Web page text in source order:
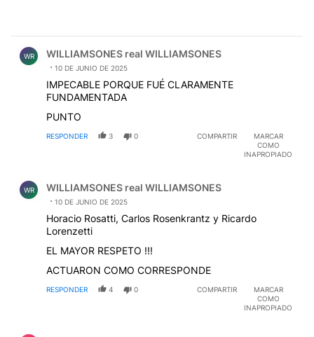
WR WILLIAMSONES real WILLIAMSONES
10 DE JUNIO DE 2025
IMPECABLE PORQUE FUÉ CLARAMENTE
FUNDAMENTADA
PUNTO
RESPONDER 3 0 COMPARTIR
MARCAR
COMO
INAPROPIADO
WR WILLIAMSONES real WILLIAMSONES
10 DE JUNIO DE 2025
Horacio Rosatti, Carlos Rosenkrantz y Ricardo
Lorenzetti
EL MAYOR RESPETO !!!
ACTUARON COMO CORRESPONDE
RESPONDER 4 0 COMPARTIR
MARCAR
COMO
INAPROPIADO